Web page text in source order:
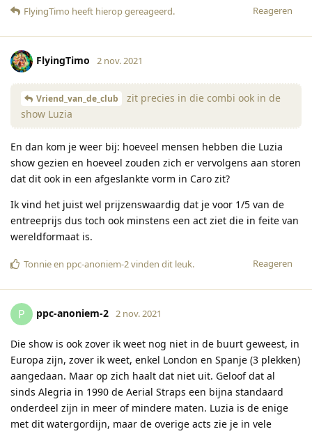
Reageren
FlyingTimo heeft hierop gereageerd.
FlyingTimo 2 nov. 2021
Vriend_van_de_club
zit precies in die combi ook in de
show Luzia
En dan kom je weer bij: hoeveel mensen hebben die Luzia
show gezien en hoeveel zouden zich er vervolgens aan storen
dat dit ook in een afgeslankte vorm in Caro zit?
Ik vind het juist wel prijzenswaardig dat je voor 1/5 van de
entreeprijs dus toch ook minstens een act ziet die in feite van
wereldformaat is.
Reageren
Tonnieen ppc-anoniem-2vinden dit leuk.
P ppc-anoniem-2 2 nov. 2021
Die show is ook zover ik weet nog niet in de buurt geweest, in
Europa zijn, zover ik weet, enkel London en Spanje (3 plekken)
aangedaan. Maar op zich haalt dat niet uit. Geloof dat al
sinds Alegria in 1990 de Aerial Straps een bijna standaard
onderdeel zijn in meer of mindere maten. Luzia is de enige
met dit watergordijn, maar de overige acts zie je in vele